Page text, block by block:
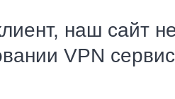
наш сайт
VPN